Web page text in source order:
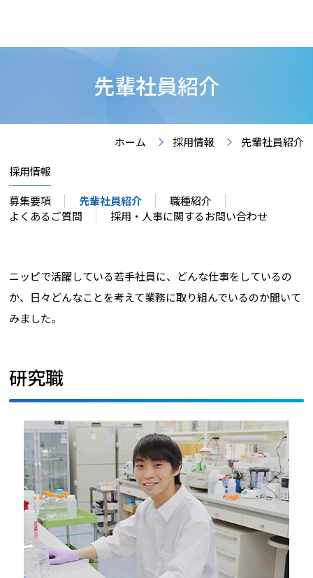
先輩社員紹介
ホーム 採用情報
先輩社員紹介
採用情報
募集要項
先輩社員紹介
職種紹介
よくあるご質問
採用・人事に関するお問い合わせ
ニッピで活躍している若手社員に、どんな仕事をしているの
か、日々どんなことを考えて業務に取り組んでいるのか聞いて
みました。
研究職